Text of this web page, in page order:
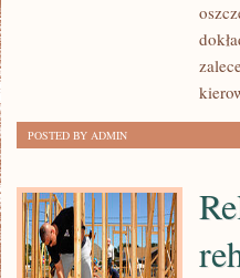
I
PORADY
POSTED BY ADMIN